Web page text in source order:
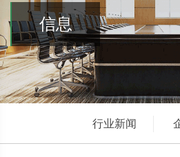
信息
行业新闻